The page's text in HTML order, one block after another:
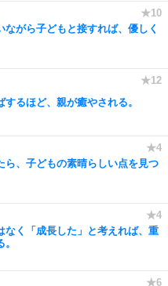
ながら子どもと接すれば、優しく
るほど、親が癒やされる。
ら、子どもの素晴らしい点を見つ
なく「成長した」と考えれば、重